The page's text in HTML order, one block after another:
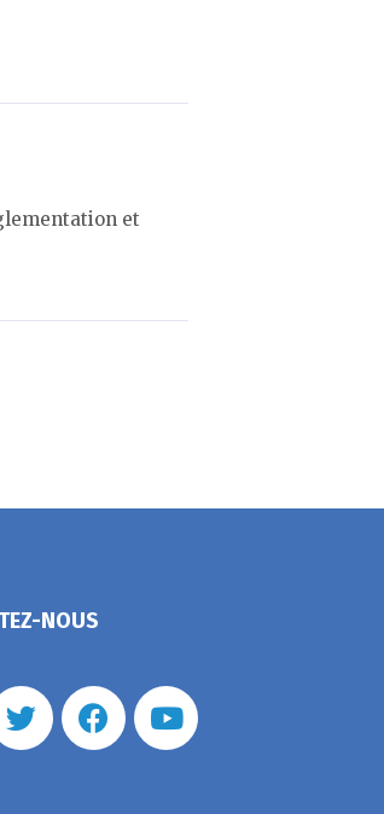
et
NOUS